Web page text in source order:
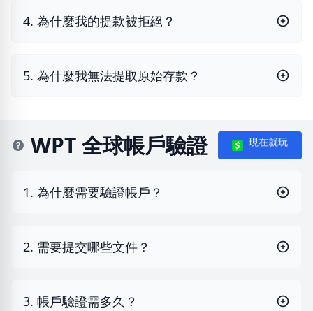
4. 為什麼我的提款被拒絕？
5. 為什麼我無法提取原始存款？
WPT 全球帳戶驗證 現在就玩
1. 為什麼需要驗證帳戶？
2. 需要提交哪些文件？
3. 帳戶驗證需多久？